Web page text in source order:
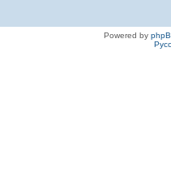
Powered by